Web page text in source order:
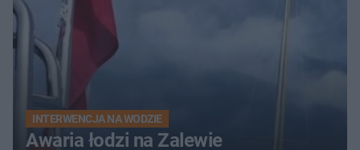
INTERWENCJA NA WODZIE
Awaria łodzi na Zalewie